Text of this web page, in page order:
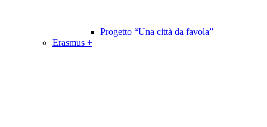
Progetto “Una città da favola”
Erasmus +